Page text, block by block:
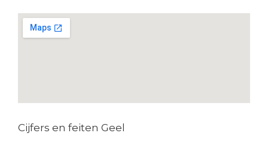
Cijfers en feiten Geel